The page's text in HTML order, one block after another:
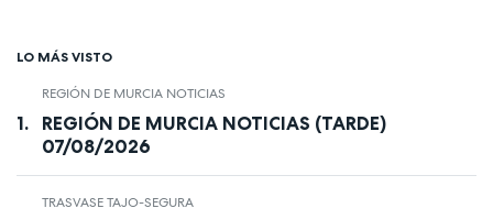
LO MÁS VISTO
REGIÓN DE MURCIA NOTICIAS
REGIÓN DE MURCIA NOTICIAS (TARDE)
07/08/2026
TRASVASE TAJO-SEGURA